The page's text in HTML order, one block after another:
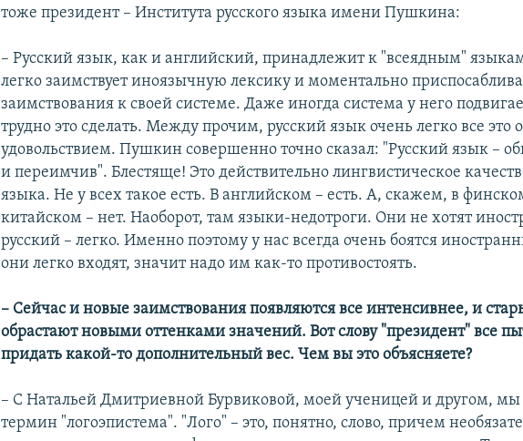
тоже президент – Института русского языка имени Пушкина:
– Русский язык, как и английский, принадлежит к "всеядным"
легко заимствует иноязычную лексику и моментально
заимствования к своей системе. Даже иногда система у него
трудно это сделать. Между прочим, русский язык очень легко все это
удовольствием. Пушкин совершенно точно сказал: "Русский язык –
и переимчив". Блестяще! Это действительно лингвистическое
языка. Не у всех такое есть. В английском – есть. А, скажем, в
китайском – нет. Наоборот, там языки-недотроги. Они не хотят
русский – легко. Именно поэтому у нас всегда очень боятся
они легко входят, значит надо им как-то противостоять.
– Сейчас и новые заимствования появляются все интенсивнее, и
обрастают новыми оттенками значений. Вот слову "президент" все
придать какой-то дополнительный вес. Чем вы это объясняете?
– С Натальей Дмитриевной Бурвиковой, моей ученицей и другом, мы
термин "логоэпистема". "Лого" – это, понятно, слово, причем